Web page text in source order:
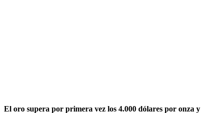
El oro supera por primera vez los 4.000 dólares por onza y